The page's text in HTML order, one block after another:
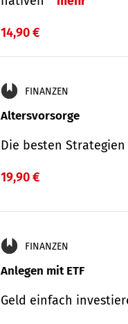
14,90 €
FINANZEN
Altersvorsorge
Die besten
19,90 €
FINANZEN
Anlegen mit ETF
Geld einfach